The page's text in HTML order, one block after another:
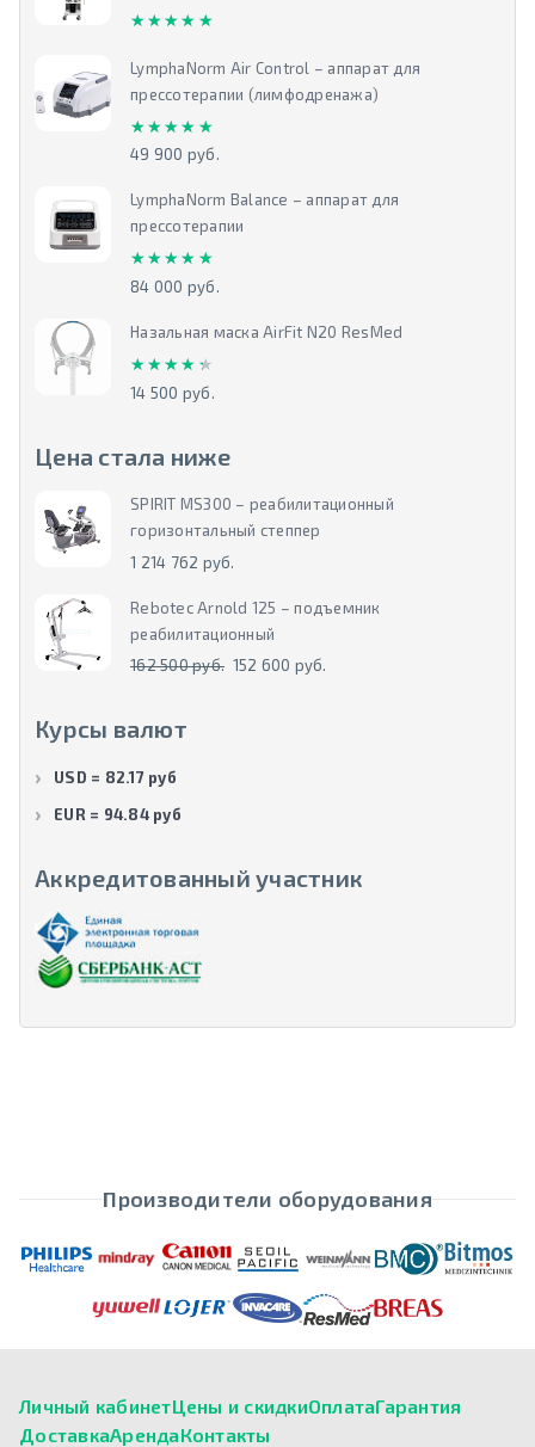
★★★★★
★★★★★
LymphaNorm Air Control – аппарат для
прессотерапии (лимфодренажа)
★★★★★
★★★★★
49 900 руб.
LymphaNorm Balance – аппарат для
прессотерапии
★★★★★
★★★★★
84 000 руб.
Назальная маска AirFit N20 ResMed
★★★★★
★★★★★
14 500 руб.
Цена стала ниже
SPIRIT MS300 – реабилитационный
горизонтальный степпер
1 214 762 руб.
Rebotec Arnold 125 – подъемник
реабилитационный
162 500 руб. 152 600 руб.
Курсы валют
USD = 82.17 руб
EUR = 94.84 руб
Аккредитованный участник
Производители оборудования
Личный кабинетЦены и скидкиОплатаГарантия
ДоставкаАрендаКонтакты